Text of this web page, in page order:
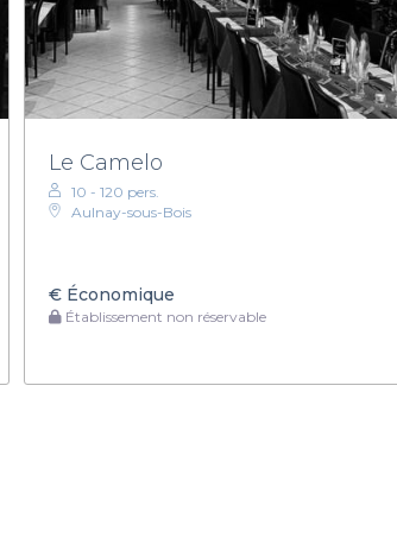
Le Camelo
10 - 120 pers.
Aulnay-sous-Bois
€Économique
Établissement non réservable